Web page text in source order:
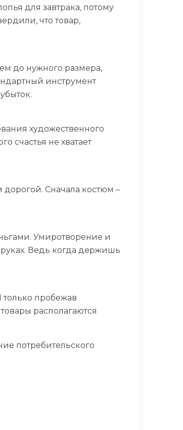
для завтрака, потому
что товар,
до нужного размера,
инструмент
художественного
счастья не хватает
Сначала костюм –
Умиротворение и
руках. Ведь когда держишь
только пробежав
располагаются
потребительского